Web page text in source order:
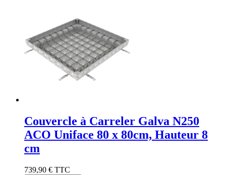
Couvercle à Carreler Galva N250
ACO Uniface 80 x 80cm, Hauteur 8
cm
739,90 € TTC